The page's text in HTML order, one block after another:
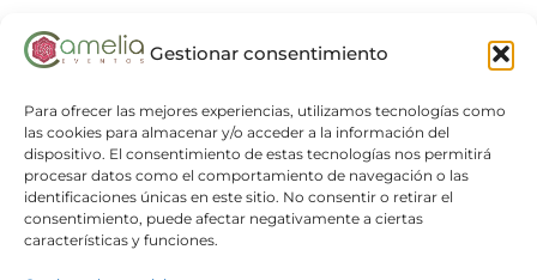
Gestionar consentimiento
Para ofrecer las mejores experiencias, utilizamos tecnologías como
las cookies para almacenar y/o acceder a la información del
dispositivo. El consentimiento de estas tecnologías nos permitirá
procesar datos como el comportamiento de navegación o las
identificaciones únicas en este sitio. No consentir o retirar el
consentimiento, puede afectar negativamente a ciertas
características y funciones.